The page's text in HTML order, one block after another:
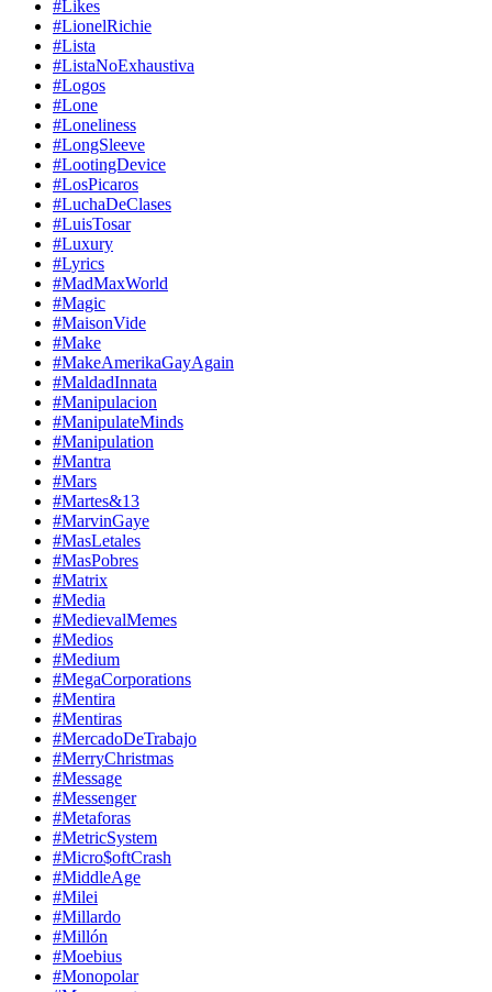
#Likes
#LionelRichie
#Lista
#ListaNoExhaustiva
#Logos
#Lone
#Loneliness
#LongSleeve
#LootingDevice
#LosPicaros
#LuchaDeClases
#LuisTosar
#Luxury
#Lyrics
#MadMaxWorld
#Magic
#MaisonVide
#Make
#MakeAmerikaGayAgain
#MaldadInnata
#Manipulacion
#ManipulateMinds
#Manipulation
#Mantra
#Mars
#Martes&13
#MarvinGaye
#MasLetales
#MasPobres
#Matrix
#Media
#MedievalMemes
#Medios
#Medium
#MegaCorporations
#Mentira
#Mentiras
#MercadoDeTrabajo
#MerryChristmas
#Message
#Messenger
#Metaforas
#MetricSystem
#Micro$oftCrash
#MiddleAge
#Milei
#Millardo
#Millón
#Moebius
#Monopolar